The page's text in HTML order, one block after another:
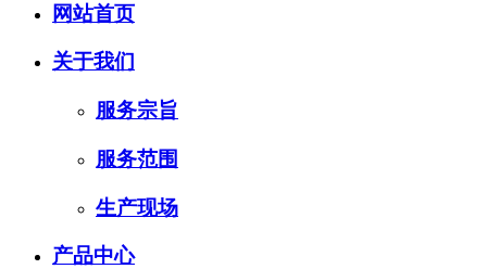
网站首页
关于我们
服务宗旨
服务范围
生产现场
产品中心